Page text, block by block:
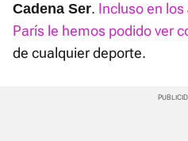
Cadena Ser. Incluso en
París le hemos podido ver
de cualquier deporte.